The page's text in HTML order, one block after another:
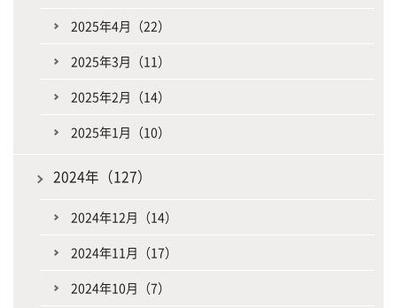
2025年4月（22）
2025年3月（11）
2025年2月（14）
2025年1月（10）
2024年（127）
2024年12月（14）
2024年11月（17）
2024年10月（7）